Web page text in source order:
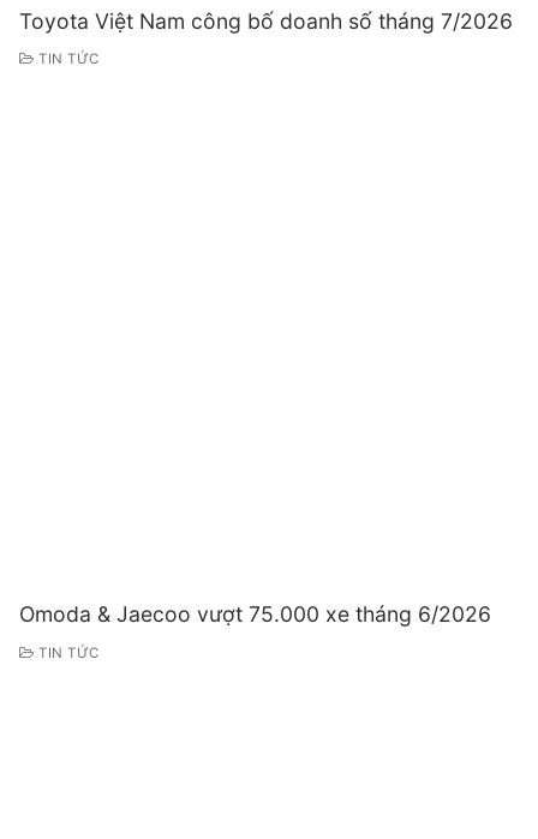
Toyota Việt Nam công bố doanh số tháng 7/2026
TIN TỨC
Omoda & Jaecoo vượt 75.000 xe tháng 6/2026
TIN TỨC